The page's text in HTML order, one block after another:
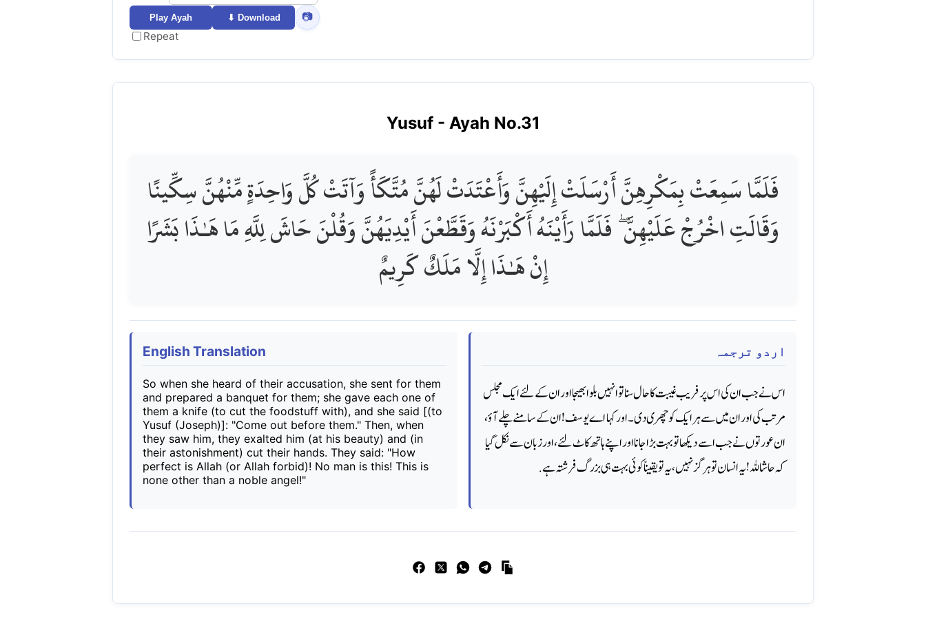
Play Ayah ⬇ Download 📷
Repeat
Yusuf- Ayah No.31
فَلَمَّا سَمِعَتْ بِمَكْرِهِنَّ أَرْسَلَتْ إِلَيْهِنَّ وَأَعْتَدَتْ لَهُنَّ مُتَّكَأً وَآتَتْ كُلَّ وَاحِدَةٍ مِّنْهُنَّ سِكِّينًا
وَقَالَتِ اخْرُجْ عَلَيْهِنَّ ۖ فَلَمَّا رَأَيْنَهُ أَكْبَرْنَهُ وَقَطَّعْنَ أَيْدِيَهُنَّ وَقُلْنَ حَاشَ لِلَّهِ مَا هَـٰذَا بَشَرًا
إِنْ هَـٰذَا إِلَّا مَلَكٌ كَرِيمٌ
English Translation
So when she heard of their accusation, she sent for them
and prepared a banquet for them; she gave each one of
them a knife (to cut the foodstuff with), and she said [(to
Yusuf (Joseph)]: "Come out before them." Then, when
they saw him, they exalted him (at his beauty) and (in
their astonishment) cut their hands. They said: "How
perfect is Allah (or Allah forbid)! No man is this! This is
none other than a noble angel!"
اردو ترجمہ
اس نے جب ان کی اس پر فریب غیبت کا حال سنا تو انہیں بلوا بھیجا اور ان کے لئے ایک مجلس
مرتب کی اور ان میں سے ہر ایک کو چھری دی۔ اور کہا اے یوسف! ان کے سامنے چلے آؤ،
ان عورتوں نے جب اسے دیکھا تو بہت بڑا جانا اور اپنے ہاتھ کاٹ لئے، اور زبان سے نکل گیا
کہ حاشاللہ! یہ انسان تو ہرگز نہیں، یہ تو یقیناً کوئی بہت ہی بزرگ فرشتہ ہے.